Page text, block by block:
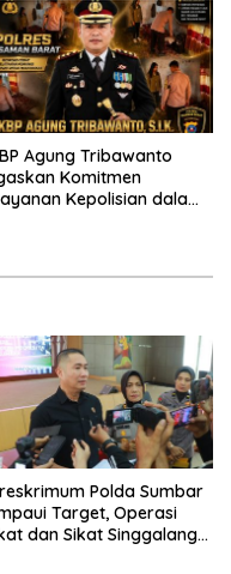
Keselamatan
Agung Tribawanto
Komitmen
Kepolisian dalam
Polda Sumbar
Target, Operasi
dan Sikat Singgalang